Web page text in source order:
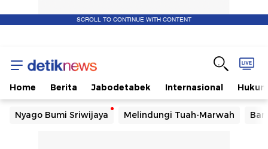
SCROLL TO CONTINUE WITH CONTENT
Home Berita Jabodetabek Internasional Hukum
Nyago Bumi Sriwijaya Melindungi Tuah-Marwah